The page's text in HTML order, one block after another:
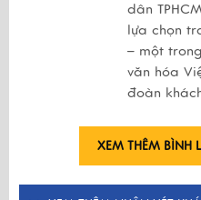
dân
lựa chọn
– một
văn hóa
đoàn
XEM THÊM BÌNH